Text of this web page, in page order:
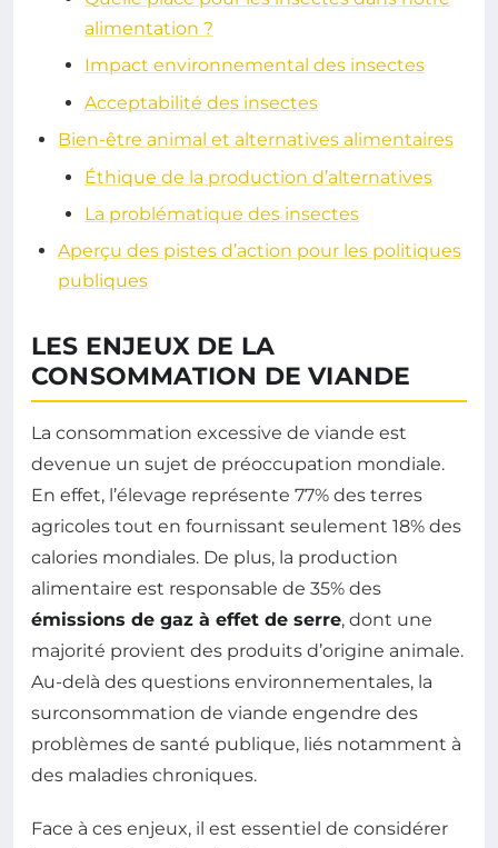
alimentation ?
Impact environnemental des insectes
Acceptabilité des insectes
Bien-être animal et alternatives alimentaires
Éthique de la production d’alternatives
La problématique des insectes
Aperçu des pistes d’action pour les politiques
publiques
LES ENJEUX DE LA
CONSOMMATION DE VIANDE
La consommation excessive de viande est
devenue un sujet de préoccupation mondiale.
En effet, l’élevage représente 77% des terres
agricoles tout en fournissant seulement 18% des
calories mondiales. De plus, la production
alimentaire est responsable de 35% des
émissions de gaz à effet de serre, dont une
majorité provient des produits d’origine animale.
Au-delà des questions environnementales, la
surconsommation de viande engendre des
problèmes de santé publique, liés notamment à
des maladies chroniques.
Face à ces enjeux, il est essentiel de considérer